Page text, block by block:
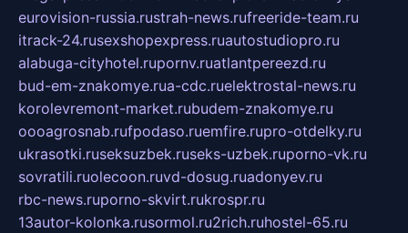
eurovision-russia.rustrah-news.rufreeride-team.ru
itrack-24.rusexshopexpress.ruautostudiopro.ru
alabuga-cityhotel.rupornv.ruatlantpereezd.ru
bud-em-znakomye.rua-cdc.ruelektrostal-news.ru
korolevremont-market.rubudem-znakomye.ru
oooagrosnab.rufpodaso.ruemfire.rupro-otdelky.ru
ukrasotki.ruseksuzbek.ruseks-uzbek.ruporno-vk.ru
sovratili.ruolecoon.ruvd-dosug.ruadonyev.ru
rbc-news.ruporno-skvirt.rukrospr.ru
13autor-kolonka.rusormol.ru2rich.ruhostel-65.ru